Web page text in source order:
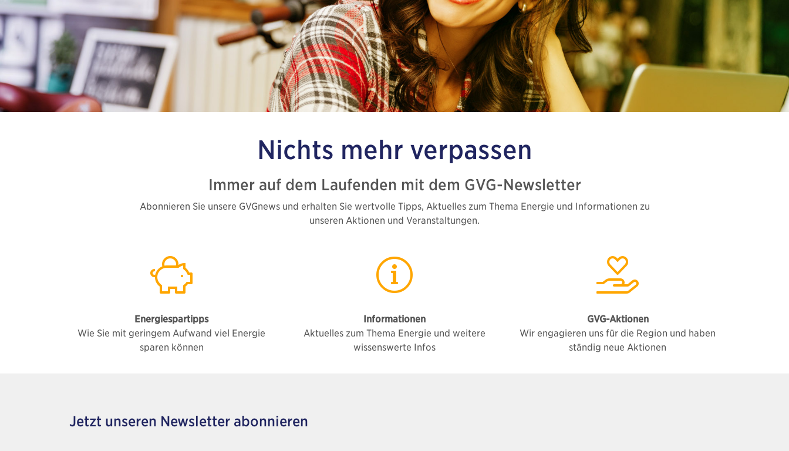
Nichts mehr verpassen
Immer auf dem Laufenden mit dem GVG-Newsletter
Abonnieren Sie unsere GVGnews und erhalten Sie wertvolle Tipps, Aktuelles zum Thema Energie und Informationen zu
unseren Aktionen und Veranstaltungen.
Energiespartipps
Wie Sie mit geringem Aufwand viel Energie
sparen können
Informationen
Aktuelles zum Thema Energie und weitere
wissenswerte Infos
GVG-Aktionen
Wir engagieren uns für die Region und haben
ständig neue Aktionen
Jetzt unseren Newsletter abonnieren